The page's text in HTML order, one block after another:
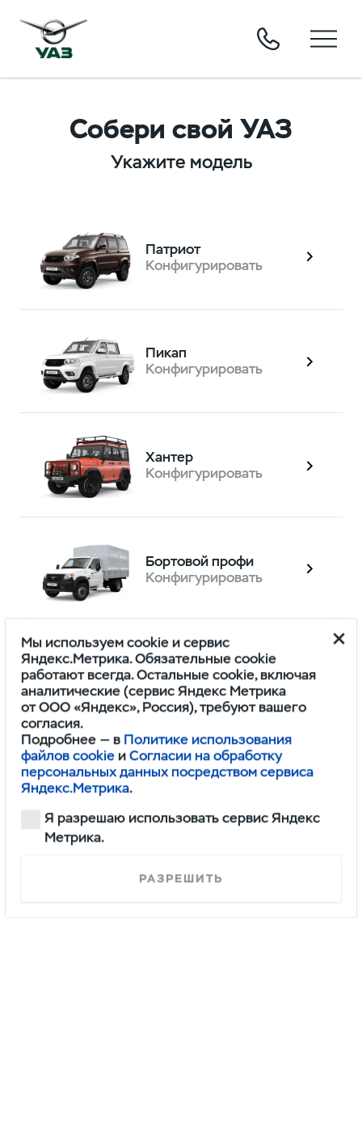
Собери свой УАЗ
Укажите модель
Патриот
Конфигурировать
Пикап
Конфигурировать
Хантер
Конфигурировать
Бортовой профи
Конфигурировать
Профи фургон
Конфигурировать
Буханка
Конфигурировать
Мы используем cookie и сервис
Яндекс.Метрика. Обязательные cookie
работают всегда. Остальные cookie, включая
аналитические (сервис Яндекс Метрика
от ООО «Яндекс», Россия), требуют вашего
согласия.
Подробнее — в Политике использования
файлов cookie иСогласии на обработку
персональных данных посредством сервиса
Яндекс.Метрика.
Я разрешаю использовать сервис Яндекс
Метрика.
РАЗРЕШИТЬ